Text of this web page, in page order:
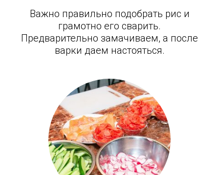
Важно правильно подобрать рис и
грамотно его сварить.
Предварительно замачиваем, а после
варки даем настояться.